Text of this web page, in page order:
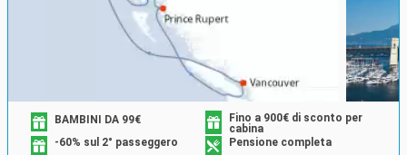
BAMBINI DA 99€
Fino a 900€ di sconto per
cabina
-60% sul 2° passeggero
Pensione completa